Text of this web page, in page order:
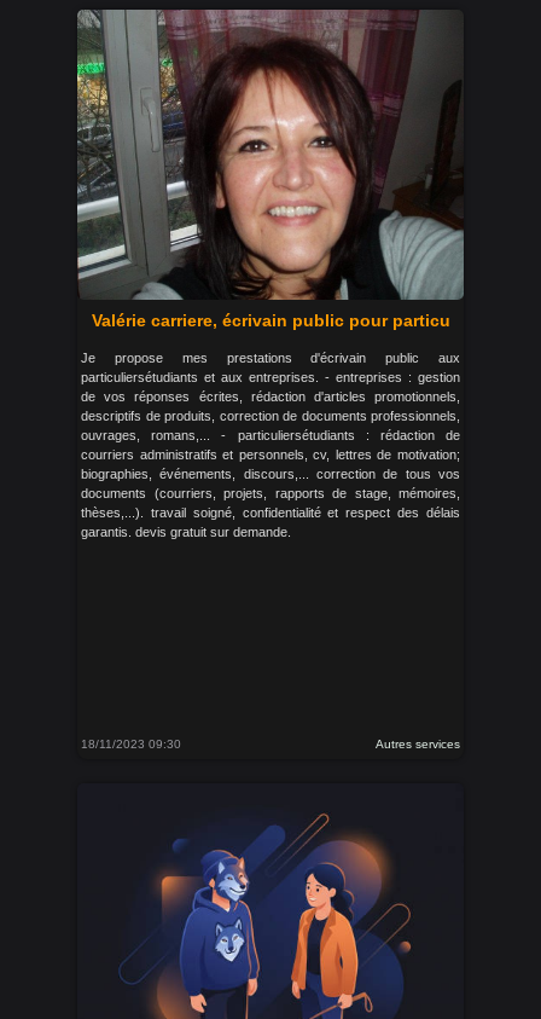
Valérie carriere, écrivain public pour particu
Je propose mes prestations d'écrivain public aux
particuliersétudiants et aux entreprises. - entreprises : gestion
de vos réponses écrites, rédaction d'articles promotionnels,
descriptifs de produits, correction de documents professionnels,
ouvrages, romans,... - particuliersétudiants : rédaction de
courriers administratifs et personnels, cv, lettres de motivation;
biographies, événements, discours,... correction de tous vos
documents (courriers, projets, rapports de stage, mémoires,
thèses,...). travail soigné, confidentialité et respect des délais
garantis. devis gratuit sur demande.
18/11/2023 09:30 Autres services